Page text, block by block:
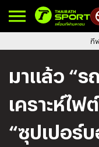
กี
มาแล้ว “ร
เคราะห์ไฟ
“ซุปเปอร์